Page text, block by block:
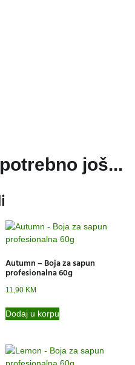
još...
Autumn – Boja za sapun
profesionalna 60g
11,90 KM
Dodaj u korpu